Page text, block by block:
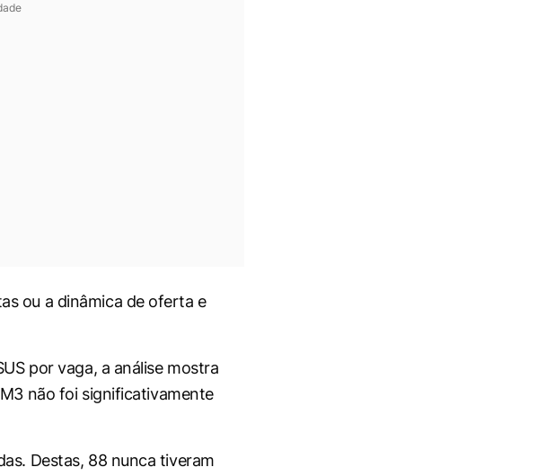
ou a dinâmica de oferta e
por vaga, a análise mostra
não foi significativamente
Destas, 88 nunca tiveram